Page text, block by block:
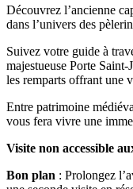
Découvrez l’ancienne
dans l’univers des
Suivez votre guide à
majestueuse Porte
les remparts offrant une
Entre patrimoine
vous fera vivre une
Visite non accessible
Bon plan : Prolongez